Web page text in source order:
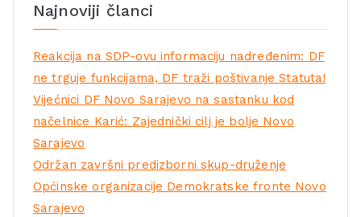
Najnoviji članci
Reakcija na SDP-ovu informaciju nadređenim: DF
ne trguje funkcijama, DF traži poštivanje Statuta!
Vijećnici DF Novo Sarajevo na sastanku kod
načelnice Karić: Zajednički cilj je bolje Novo
Sarajevo
Održan završni predizborni skup-druženje
Općinske organizacije Demokratske fronte Novo
Sarajevo